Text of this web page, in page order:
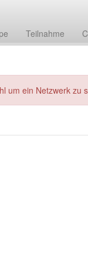
Teilnahme
um ein Netzwerk zu